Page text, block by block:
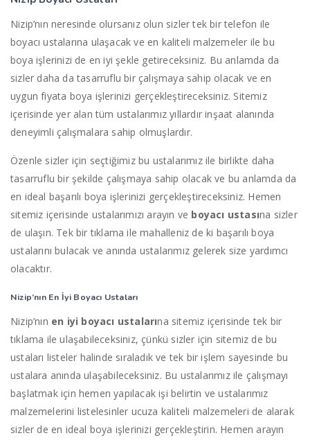
Nizip’nın neresinde olursanız olun sizler tek bir telefon ile
boyacı ustalarına ulaşacak ve en kaliteli malzemeler ile bu
boya işlerinizi de en iyi şekle getireceksiniz. Bu anlamda da
sizler daha da tasarruflu bir çalışmaya sahip olacak ve en
uygun fiyata boya işlerinizi gerçekleştireceksiniz. Sitemiz
içerisinde yer alan tüm ustalarımız yıllardır inşaat alanında
deneyimli çalışmalara sahip olmuşlardır.
Özenle sizler için seçtiğimiz bu ustalarımız ile birlikte daha
tasarruflu bir şekilde çalışmaya sahip olacak ve bu anlamda da
en ideal başarılı boya işlerinizi gerçekleştireceksiniz. Hemen
sitemiz içerisinde ustalarımızı arayın ve boyacı ustasına sizler
de ulaşın. Tek bir tıklama ile mahalleniz de ki başarılı boya
ustalarını bulacak ve anında ustalarımız gelerek size yardımcı
olacaktır.
Nizip’nın En İyi Boyacı Ustaları
Nizip’nın en iyi boyacı ustalarına sitemiz içerisinde tek bir
tıklama ile ulaşabileceksiniz, çünkü sizler için sitemiz de bu
ustaları listeler halinde sıraladık ve tek bir işlem sayesinde bu
ustalara anında ulaşabileceksiniz. Bu ustalarımız ile çalışmayı
başlatmak için hemen yapılacak işi belirtin ve ustalarımız
malzemelerini listelesinler ucuza kaliteli malzemeleri de alarak
sizler de en ideal boya işlerinizi gerçekleştirin. Hemen arayın